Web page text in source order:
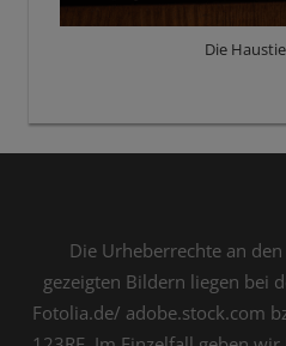
Die
Die Urheberrechte an
gezeigten Bildern liegen bei
Fotolia.de/ adobe.stock.com